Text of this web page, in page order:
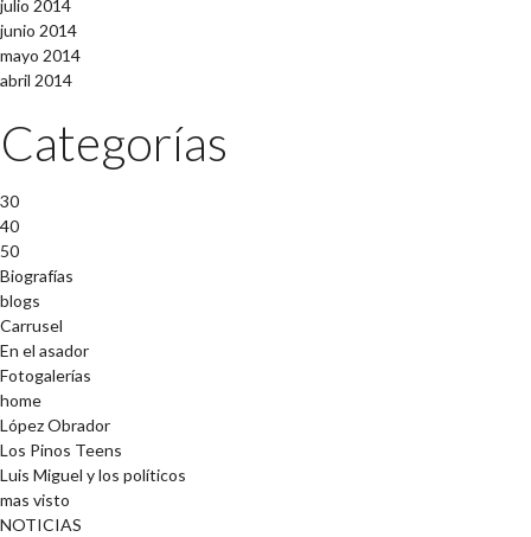
julio 2014
junio 2014
mayo 2014
abril 2014
Categorías
30
40
50
Biografías
blogs
Carrusel
En el asador
Fotogalerías
home
López Obrador
Los Pinos Teens
Luis Miguel y los políticos
mas visto
NOTICIAS